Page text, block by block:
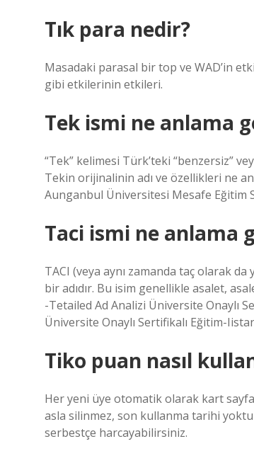
Tık para nedir?
Masadaki parasal bir top ve WAD’in
gibi etkilerinin etkileri.
Tek ismi ne anlama
“Tek” kelimesi Türk’teki “benzersiz”
Tekin orijinalinin adı ve özellikleri ne
Aunganbul Üniversitesi Mesafe Eğitim
Taci ismi ne anlama
TACI (veya aynı zamanda taç olarak da
bir adıdır. Bu isim genellikle asalet,
-Tetailed Ad Analizi Üniversite Onaylı
Üniversite Onaylı Sertifikalı Eğitim-
Tiko puan nasıl
Her yeni üye otomatik olarak kart
asla silinmez, son kullanma tarihi
serbestçe harcayabilirsiniz.